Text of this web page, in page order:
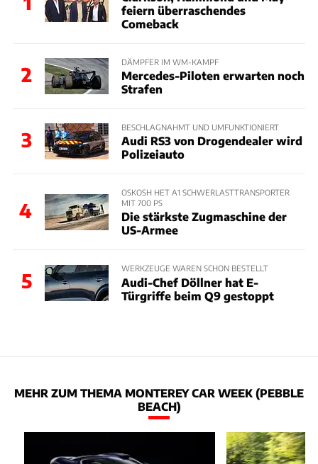
feiern überraschendes
Comeback
2
DÄMPFER IM WM-KAMPF
Mercedes-Piloten erwarten noch
Strafen
3
BESCHLAGNAHMT UND UMFUNKTIONIERT
Audi RS3 von Drogendealer wird
Polizeiauto
4
OSKOSH HET A1 SCHWERLASTTRANSPORTER
MIT 700 PS
Die stärkste Zugmaschine der
US-Armee
5
WERKZEUGE WAREN SCHON BESTELLT
Audi-Chef Döllner hat E-
Türgriffe beim Q9 gestoppt
MEHR ZUM THEMA MONTEREY CAR WEEK (PEBBLE
BEACH)